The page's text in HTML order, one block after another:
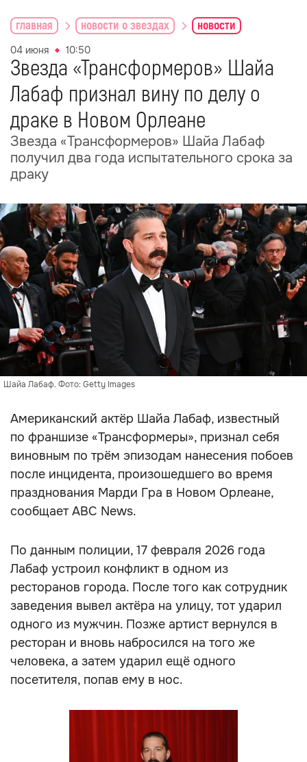
главная новости о звездах новости
04 июня 10:50
Звезда «Трансформеров» Шайа
Лабаф признал вину по делу о
драке в Новом Орлеане
Звезда «Трансформеров» Шайа Лабаф
получил два года испытательного срока за
драку
Шайа Лабаф. Фото: Getty Images
Американский актёр Шайа Лабаф, известный
по франшизе «Трансформеры», признал себя
виновным по трём эпизодам нанесения побоев
после инцидента, произошедшего во время
празднования Марди Гра в Новом Орлеане,
сообщает ABC News.
По данным полиции, 17 февраля 2026 года
Лабаф устроил конфликт в одном из
ресторанов города. После того как сотрудник
заведения вывел актёра на улицу, тот ударил
одного из мужчин. Позже артист вернулся в
ресторан и вновь набросился на того же
человека, а затем ударил ещё одного
посетителя, попав ему в нос.